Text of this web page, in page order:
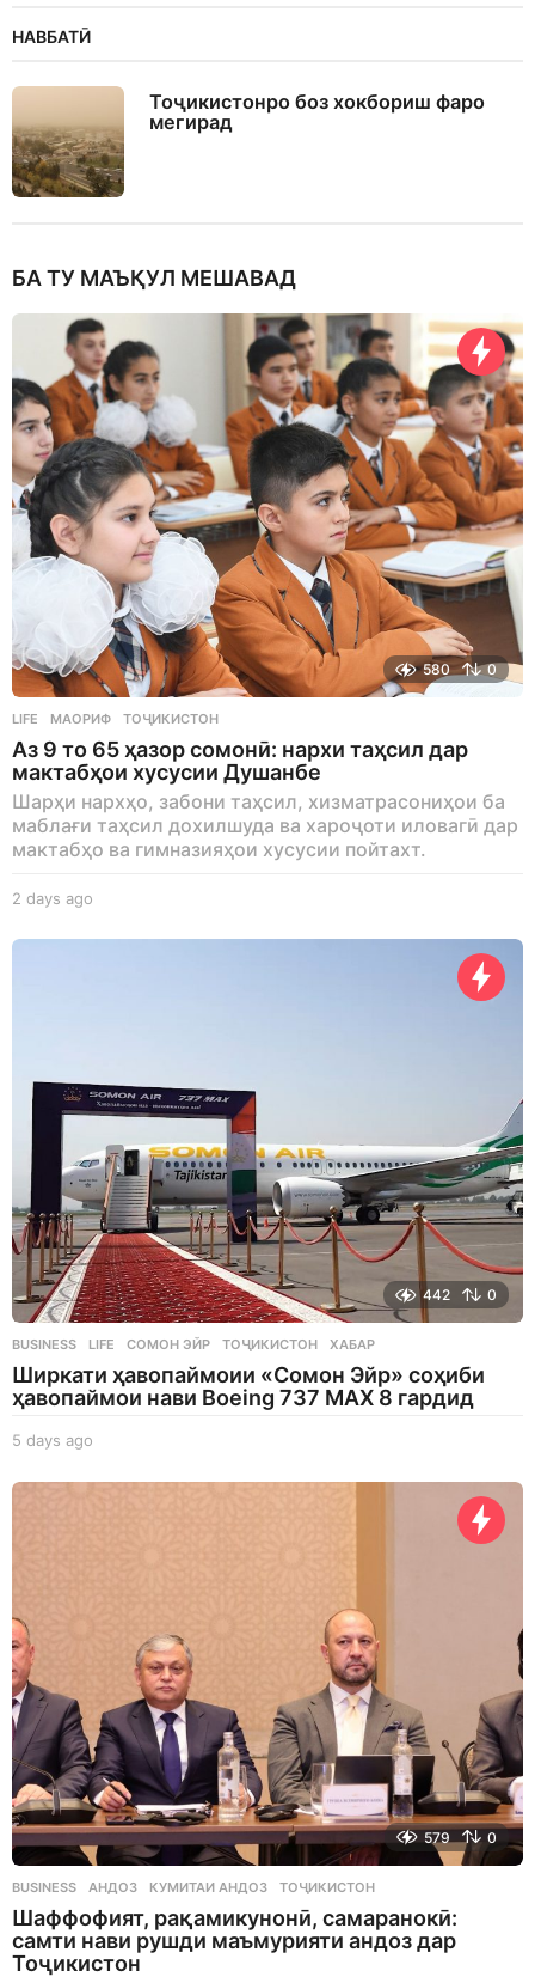
НАВБАТӢ
Тоҷикистонро боз хокбориш фаро
мегирад
БА ТУ МАЪҚУЛ МЕШАВАД
580 0
LIFE МАОРИФ ,ТОҶИКИСТОН
Аз 9 то 65 ҳазор сомонӣ: нархи таҳсил дар
мактабҳои хусусии Душанбе
Шарҳи нархҳо, забони таҳсил, хизматрасониҳои ба
маблағи таҳсил дохилшуда ва хароҷоти иловагӣ дар
мактабҳо ва гимназияҳои хусусии пойтахт.
2 days ago
a
442 0
BUSINESS ,LIFE СОМОН ЭЙР ,ТОҶИКИСТОН ,ХАБАР
Ширкати ҳавопаймоии «Сомон Эйр» соҳиби
ҳавопаймои нави Boeing 737 MAX 8 гардид
5 days ago
a
579 0
BUSINESS АНДОЗ ,КУМИТАИ АНДОЗ ,ТОҶИКИСТОН
Шаффофият, рақамикунонӣ, самаранокӣ:
самти нави рушди маъмурияти андоз дар
Тоҷикистон